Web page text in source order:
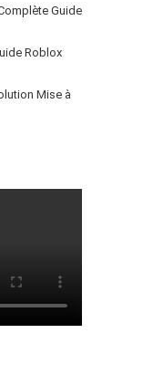
Guide
Roblox
Mise à